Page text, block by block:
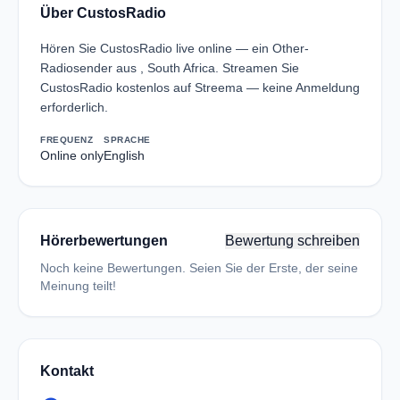
Über CustosRadio
Hören Sie CustosRadio live online — ein Other-
Radiosender aus , South Africa. Streamen Sie
CustosRadio kostenlos auf Streema — keine Anmeldung
erforderlich.
FREQUENZ
Online only
SPRACHE
English
Hörerbewertungen Bewertung schreiben
Noch keine Bewertungen. Seien Sie der Erste, der seine
Meinung teilt!
Kontakt